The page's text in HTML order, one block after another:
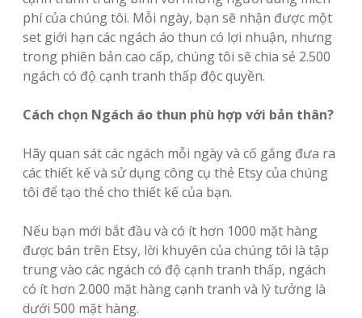
phí của chúng tôi. Mỗi ngày, bạn sẽ nhận được một
set giới hạn các ngách áo thun có lợi nhuận, nhưng
trong phiên bản cao cấp, chúng tôi sẽ chia sẻ 2.500
ngách có độ cạnh tranh thấp độc quyền.
Cách chọn Ngách áo thun phù hợp với bản thân?
Hãy quan sát các ngách mỗi ngày và cố gắng đưa ra
các thiết kế và sử dụng công cụ thẻ Etsy của chúng
tôi để tạo thẻ cho thiết kế của bạn.
Nếu bạn mới bắt đầu và có ít hơn 1000 mặt hàng
được bán trên Etsy, lời khuyên của chúng tôi là tập
trung vào các ngách có độ cạnh tranh thấp, ngách
có ít hơn 2.000 mặt hàng cạnh tranh và lý tưởng là
dưới 500 mặt hàng.